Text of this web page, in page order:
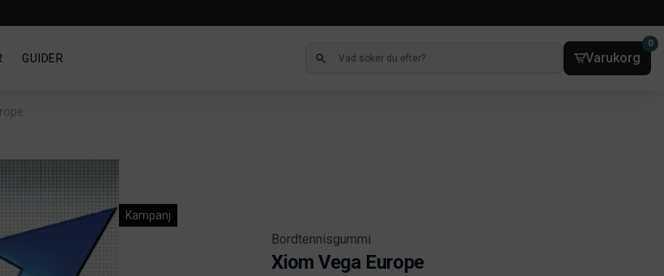
GUIDER Varukorg
0
Kampanj
Bordtennisgummi
Xiom Vega Europe